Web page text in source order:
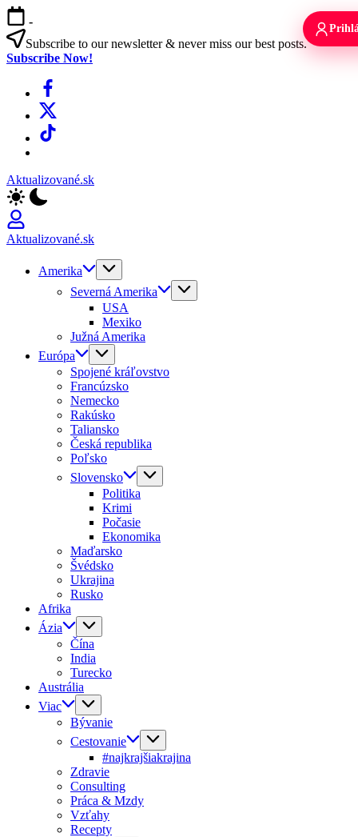
Skip
to
content
-
Subscribe to our newsletter & never miss our best posts.
Subscribe Now!
Facebook
X
TikTok
Aktualizované.sk
Aktualizované.sk
Amerika
Severná Amerika
USA
Mexiko
Južná Amerika
Európa
Spojené kráľovstvo
Francúzsko
Nemecko
Rakúsko
Taliansko
Česká republika
Poľsko
Slovensko
Politika
Krimi
Počasie
Ekonomika
Maďarsko
Švédsko
Ukrajina
Rusko
Afrika
Ázia
Čína
India
Turecko
Austrália
Viac
Bývanie
Cestovanie
#najkrajšiakrajina
Zdravie
Consulting
Práca & Mzdy
Vzťahy
Recepty